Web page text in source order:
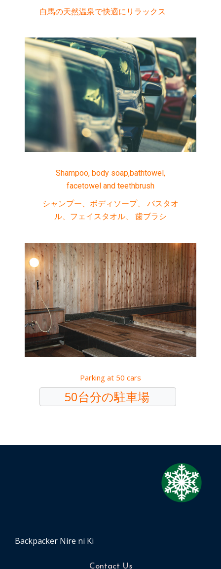
白馬の天然温泉で快適にリラックス
Shampoo, body soap,bathtowel,
facetowel and teethbrush
シャンプー、ボディソープ、 バスタオ
ル、フェイスタオル、 歯ブラシ
Parking at 50 cars
50台分の駐車場
Backpacker Nire ni Ki
Contact Us